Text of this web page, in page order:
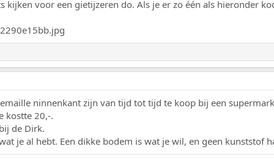
kijken voor een gietijzeren do. Als je er zo één als hieronder
ninnenkant zijn van tijd tot tijd te koop bij een
kostte 20,-.
de Dirk.
je al hebt. Een dikke bodem is wat je wil, en geen kunststof